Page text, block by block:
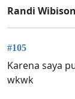
Randi
#105
Karena saya
wkwk